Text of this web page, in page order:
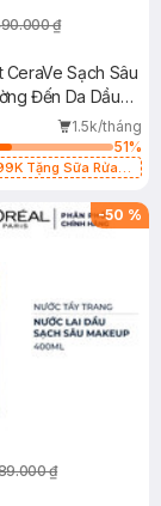
₫
CeraVe Sạch Sâu
Đến Da Dầu
1.5k/tháng
51%
Tặng Sữa Rửa
-50 %
₫